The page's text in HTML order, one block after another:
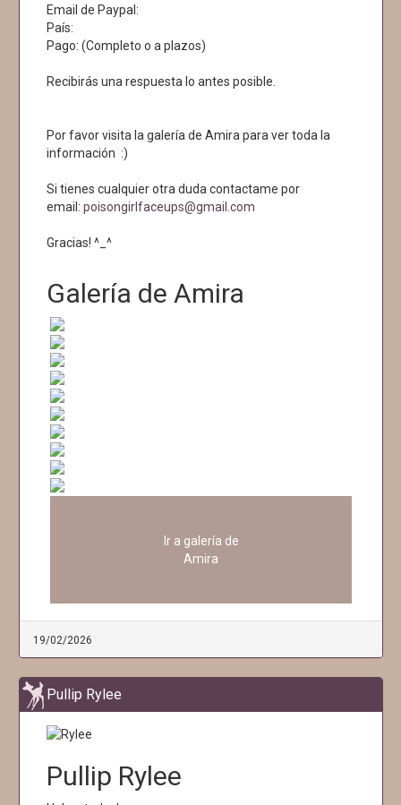
Email de Paypal:
País:
Pago: (Completo o a plazos)
Recibirás una respuesta lo antes posible.
Por favor visita la galería de Amira para ver toda la
información :)
Si tienes cualquier otra duda contactame por
email: poisongirlfaceups@gmail.com
Gracias! ^_^
Galería de Amira
Ir a galería de
Amira
19/02/2026
Pullip Rylee
Pullip Rylee